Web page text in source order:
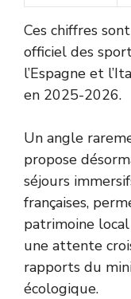
Ces chiffres
officiel des
l’Espagne et
en 2025-2026.
Un angle
propose
séjours
françaises,
patrimoine
une attente
rapports du
écologique.